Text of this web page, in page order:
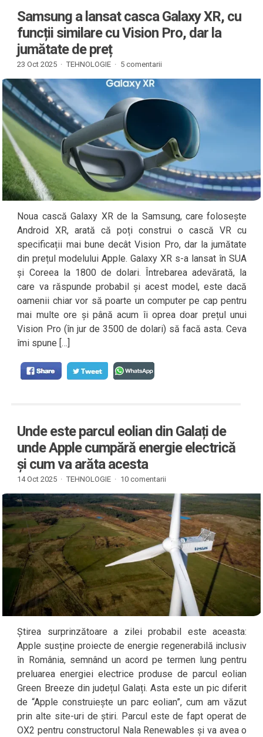
Samsung a lansat casca Galaxy XR, cu
funcții similare cu Vision Pro, dar la
jumătate de preț
23 Oct 2025 · TEHNOLOGIE · 5 comentarii
Noua cască Galaxy XR de la Samsung, care folosește
Android XR, arată că poți construi o cască VR cu
specificații mai bune decât Vision Pro, dar la jumătate
din prețul modelului Apple. Galaxy XR s-a lansat în SUA
și Coreea la 1800 de dolari. Întrebarea adevărată, la
care va răspunde probabil și acest model, este dacă
oamenii chiar vor să poarte un computer pe cap pentru
mai multe ore și până acum îi oprea doar prețul unui
Vision Pro (în jur de 3500 de dolari) să facă asta. Ceva
îmi spune […]
Unde este parcul eolian din Galați de
unde Apple cumpără energie electrică
și cum va arăta acesta
14 Oct 2025 · TEHNOLOGIE · 10 comentarii
Știrea surprinzătoare a zilei probabil este aceasta:
Apple susține proiecte de energie regenerabilă inclusiv
în România, semnând un acord pe termen lung pentru
preluarea energiei electrice produse de parcul eolian
Green Breeze din județul Galați. Asta este un pic diferit
de “Apple construiește un parc eolian”, cum am văzut
prin alte site-uri de știri. Parcul este de fapt operat de
OX2 pentru constructorul Nala Renewables și va avea o